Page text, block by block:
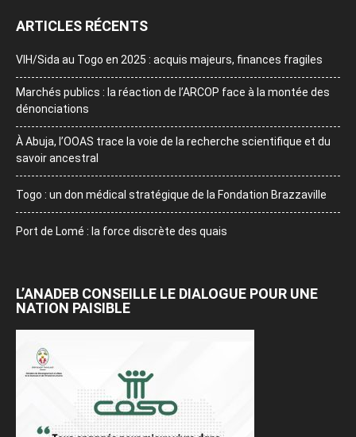
ARTICLES RÉCENTS
VIH/Sida au Togo en 2025 : acquis majeurs, finances fragiles
Marchés publics : la réaction de l’ARCOP face à la montée des
dénonciations
À Abuja, l’OOAS trace la voie de la recherche scientifique et du
savoir ancestral
Togo : un don médical stratégique de la Fondation Brazzaville
Port de Lomé : la force discrète des quais
L’ANADEB CONSEILLE LE DIALOGUE POUR UNE
NATION PAISIBLE